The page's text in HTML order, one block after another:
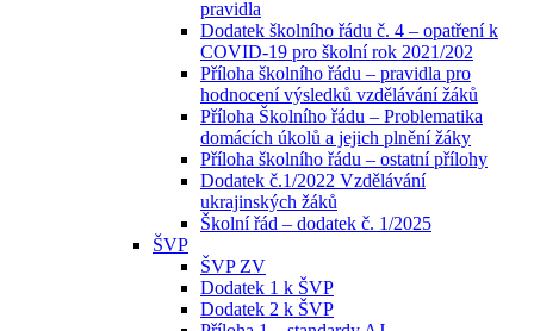
pravidla
Dodatek školního řádu č. 4 – opatření k
COVID-19 pro školní rok 2021/202
Příloha školního řádu – pravidla pro
hodnocení výsledků vzdělávání žáků
Příloha Školního řádu – Problematika
domácích úkolů a jejich plnění žáky
Příloha školního řádu – ostatní přílohy
Dodatek č.1/2022 Vzdělávání
ukrajinských žáků
Školní řád – dodatek č. 1/2025
ŠVP
ŠVP ZV
Dodatek 1 k ŠVP
Dodatek 2 k ŠVP